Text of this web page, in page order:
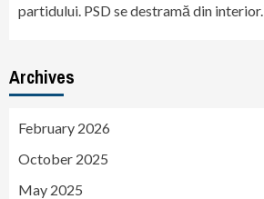
partidului. PSD se destramă din interior.
Archives
February 2026
October 2025
May 2025